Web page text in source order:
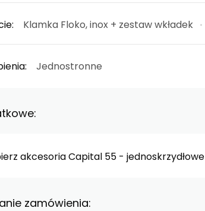
Klamka Floko, inox + zestaw wkładek
Jednostronne
akcesoria Capital 55 - jednoskrzydłowe
zamówienia: